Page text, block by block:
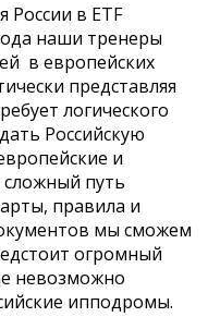
России в ETF
наши тренеры
в европейских
представляя
логического
Российскую
и
путь
правила и
мы сможем
огромный
невозможно
ипподромы.